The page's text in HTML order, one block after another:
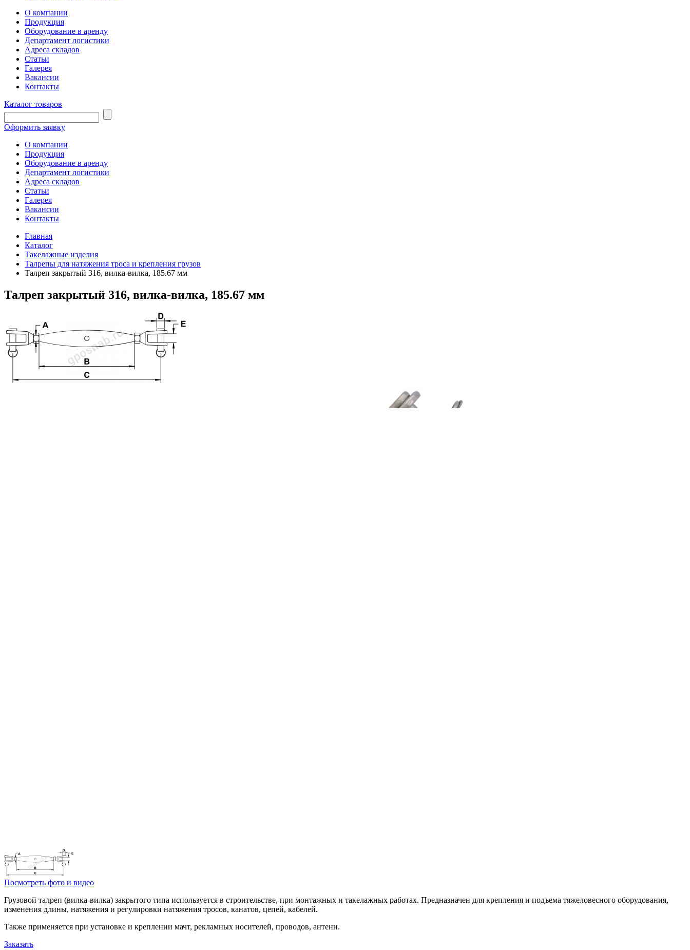
О компании
Продукция
Оборудование в аренду
Департамент логистики
Адреса складов
Статьи
Галерея
Вакансии
Контакты
Каталог товаров
Оформить заявку
О компании
Продукция
Оборудование в аренду
Департамент логистики
Адреса складов
Статьи
Галерея
Вакансии
Контакты
Главная
Каталог
Такелажные изделия
Талрепы для натяжения троса и крепления грузов
Талреп закрытый 316, вилка-вилка, 185.67 мм
Талреп закрытый 316, вилка-вилка, 185.67 мм
Посмотреть фото и видео
Грузовой талреп (вилка-вилка) закрытого типа используется в строительстве, при монтажных и такелажных работах. Предназначен для крепления и подъема тяжеловесного оборудования,
изменения длины, натяжения и регулировки натяжения тросов, канатов, цепей, кабелей.
Также применяется при установке и креплении мачт, рекламных носителей, проводов, антенн.
Заказать